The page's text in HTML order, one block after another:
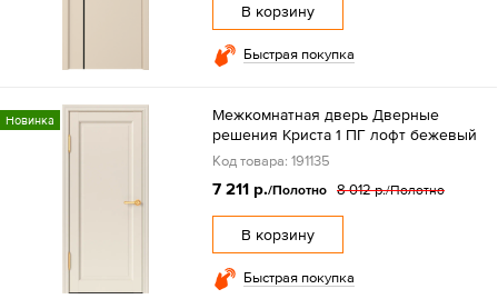
В корзину
Быстрая покупка
Новинка
Межкомнатная дверь Дверные
решения Криста 1 ПГ лофт бежевый
Код товара: 191135
7 211 р./Полотно 8 012 р./Полотно
В корзину
Быстрая покупка